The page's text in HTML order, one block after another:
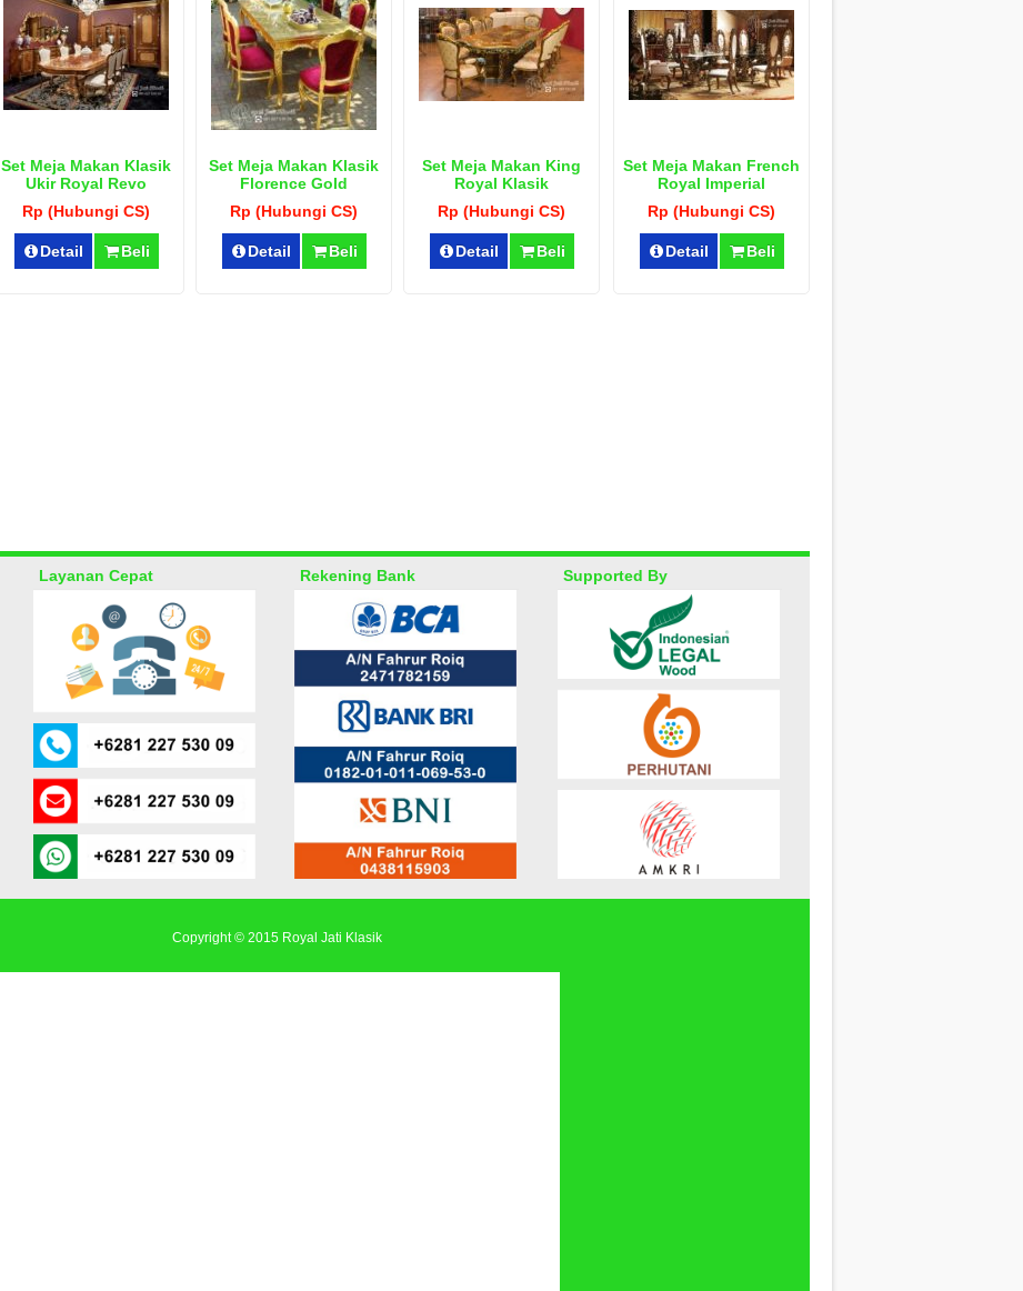
Set Meja Makan Klasik
Ukir Royal Revo
Rp (Hubungi CS)
Detail Beli
Set Meja Makan Klasik
Florence Gold
Rp (Hubungi CS)
Detail Beli
Set Meja Makan King
Royal Klasik
Rp (Hubungi CS)
Detail Beli
Set Meja Makan French
Royal Imperial
Rp (Hubungi CS)
Detail Beli
Layanan Cepat Rekening Bank Supported By
Copyright © 2015 Royal Jati Klasik